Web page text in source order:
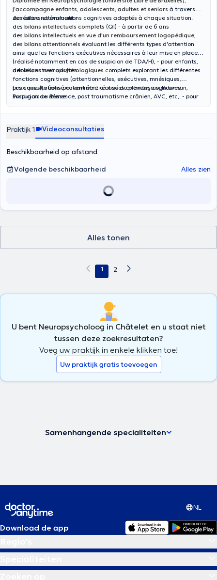
j’accompagne enfants, adolescents, adultes et seniors à travers
des bilans et évaluations cognitives adaptés à chaque situation.
Je réalise notamment :
des bilans intellectuels complets (QI) - à partir de 6 ans
des bilans intellectuels en vue d'un remboursement logopédique,
des bilans attentionnels évaluant les différents types d'attention
ainsi que les fonctions exécutives nécessaires à leur mise en place
(réalisé notamment en cas de suspicion de TDA/H), - pour enfants,
adolescents et adultes.
desbilans neuropsychologiques complets explorant les différentes
fonctions cognitives (attentionnelles, exécutives, mnésiques,
praxiques), réalisé notamment en cas de plaintes cognitives,
suspicion de démence, post traumatisme crânien, AVC, etc,. - pour
Les consultations peuvent être réalisées en Français, Roumain,
Portugais ou Russe.
Praktijk 1 Videoconsultaties
Beschikbaarheid op afstand
Volgende beschikbaarheid
Alles zien
Alles tonen
1 2
U bent Neuropsycholoog in Châtelet en u staat niet
tussen deze zoekresultaten?
Voeg uw praktijk in enkele klikken toe!
Uw praktijk gratis toevoegen
Samenhangende specialiteiten
NL
Download de app